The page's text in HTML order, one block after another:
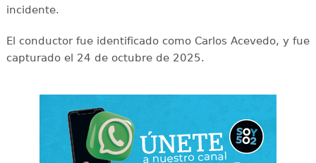
incidente.
El conductor fue identificado como Carlos Acevedo, y fue
capturado el 24 de octubre de 2025.